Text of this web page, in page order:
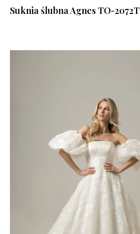
Suknia ślubna Agnes TO-2072T